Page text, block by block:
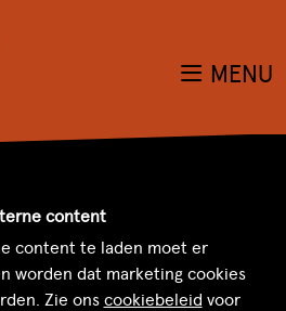
MENU
content
content te laden moet er
worden dat marketing cookies
Zie onscookiebeleid voor